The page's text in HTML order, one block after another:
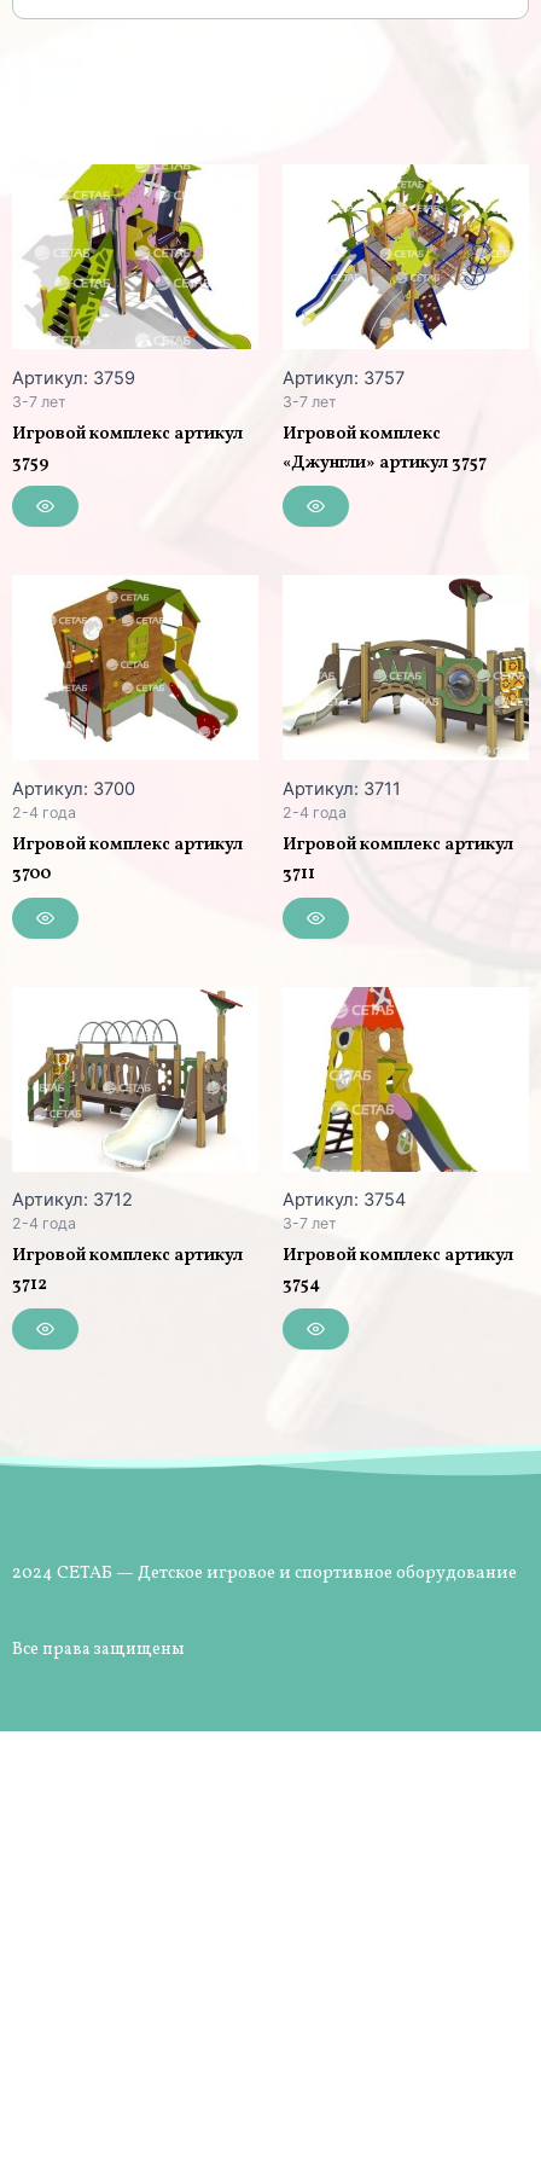
Артикул: 3759
3-7 лет
Игровой комплекс артикул
3759
Артикул: 3757
3-7 лет
Игровой комплекс
«Джунгли» артикул 3757
Артикул: 3700
2-4 года
Игровой комплекс артикул
3700
Артикул: 3711
2-4 года
Игровой комплекс артикул
3711
Артикул: 3712
2-4 года
Игровой комплекс артикул
3712
Артикул: 3754
3-7 лет
Игровой комплекс артикул
3754
2024 СЕТАБ — Детское игровое и спортивное оборудование
Все права защищены